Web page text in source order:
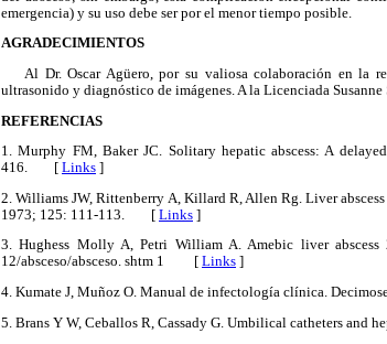
emergencia) y su uso debe ser por el menor tiempo posible.
AGRADECIMIENTOS
Al Dr. Oscar Agüero, por su valiosa colaboración en la
ultrasonido y diagnóstico de imágenes. A la Licenciada
REFERENCIAS
1. Murphy FM, Baker JC. Solitary hepatic abscess: A
416. [ Links ]
2. Williams JW, Rittenberry A, Killard R, Allen Rg. Liver
1973; 125: 111-113. [ Links ]
3. Hughess Molly A, Petri William A. Amebic liver
12/absceso/absceso. shtm 1 [ Links ]
4. Kumate J, Muñoz O. Manual de infectología clínica.
5. Brans Y W, Ceballos R, Cassady G. Umbilical catheters